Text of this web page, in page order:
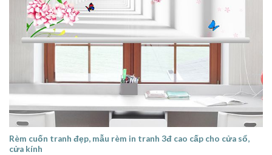
Rèm cuốn tranh đẹp, mẫu rèm in tranh 3đ cao cấp cho cửa sổ,
cửa kính